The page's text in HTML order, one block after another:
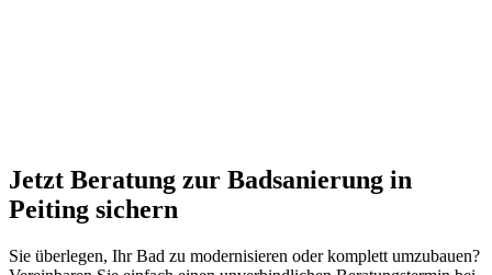
Jetzt Beratung zur Badsanierung in
Peiting sichern
Sie überlegen, Ihr Bad zu modernisieren oder komplett umzubauen?